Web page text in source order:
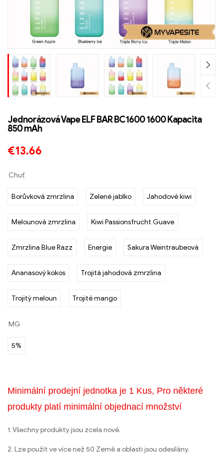
Jednorázová Vape ELF BAR BC1600 1600 Kapacita
850 mAh
€13.66
Chuť
Borůvková zmrzlina Zelené jablko Jahodové kiwi
Melounová zmrzlina Kiwi Passionsfrucht Guave
Zmrzlina Blue Razz Energie Sakura Weintraubeová
Ananasový kokos Trojitá jahodová zmrzlina
Trojitý meloun Trojité mango
MG
5%
Minimální prodejní jednotka je 1 Kus, Pro některé
produkty platí minimální objednací množství
1. Všechny produkty jsou zcela nové.
2. Lze použít ve více než 50 Země a oblasti jsou odesílány.